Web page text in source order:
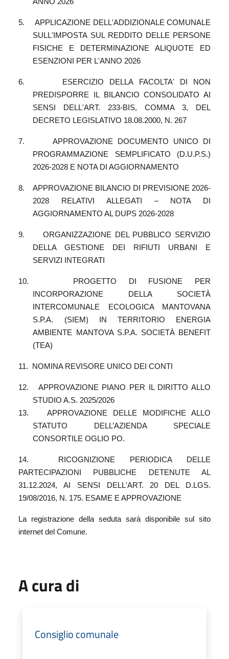
5.
APPLICAZIONE DELL'ADDIZIONALE COMUNALE
SULL'IMPOSTA SUL REDDITO DELLE PERSONE
FISICHE E DETERMINAZIONE ALIQUOTE ED
ESENZIONI PER L'ANNO 2026
6.
ESERCIZIO DELLA FACOLTA' DI NON
PREDISPORRE IL BILANCIO CONSOLIDATO AI
SENSI DELL'ART. 233-BIS, COMMA 3, DEL
DECRETO LEGISLATIVO 18.08.2000, N. 267
7.
APPROVAZIONE DOCUMENTO UNICO DI
PROGRAMMAZIONE SEMPLIFICATO (D.U.P.S.)
2026-2028 E NOTA DI AGGIORNAMENTO
8.
APPROVAZIONE BILANCIO DI PREVISIONE 2026-
2028 RELATIVI ALLEGATI – NOTA DI
AGGIORNAMENTO AL DUPS 2026-2028
9.
ORGANIZZAZIONE DEL PUBBLICO SERVIZIO
DELLA GESTIONE DEI RIFIUTI URBANI E
SERVIZI INTEGRATI
10.
PROGETTO DI FUSIONE PER
INCORPORAZIONE DELLA SOCIETÀ
INTERCOMUNALE ECOLOGICA MANTOVANA
S.P.A. (SIEM) IN TERRITORIO ENERGIA
AMBIENTE MANTOVA S.P.A. SOCIETÀ BENEFIT
(TEA)
11. NOMINA REVISORE UNICO DEI CONTI
12.
APPROVAZIONE PIANO PER IL DIRITTO ALLO
STUDIO A.S. 2025/2026
13.
APPROVAZIONE DELLE MODIFICHE ALLO
STATUTO DELL’AZIENDA SPECIALE
CONSORTILE OGLIO PO.
14. RICOGNIZIONE PERIODICA DELLE
PARTECIPAZIONI PUBBLICHE DETENUTE AL
31.12.2024, AI SENSI DELL'ART. 20 DEL D.LGS.
19/08/2016, N. 175. ESAME E APPROVAZIONE
La registrazione della seduta sarà disponibile sul sito
internet del Comune.
A cura di
Consiglio comunale